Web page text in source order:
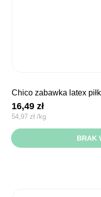
chico zabawka latex
16,49zł
54,97 zł /kg
BRAK